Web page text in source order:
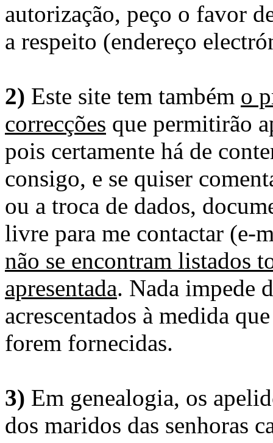
autorização, peço o favor
a respeito (endereço
2) Este site tem também o
correcções que permitirão
pois certamente há de
consigo, e se quiser
ou a troca de dados,
livre para me contactar (e-
não se encontram listados
apresentada. Nada impede
acrescentados à medida
forem fornecidas.
3) Em genealogia, os
dos maridos das senhoras